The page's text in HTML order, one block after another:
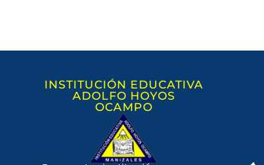
INSTITUCIÓN EDUCATIVA
ADOLFO HOYOS
OCAMPO